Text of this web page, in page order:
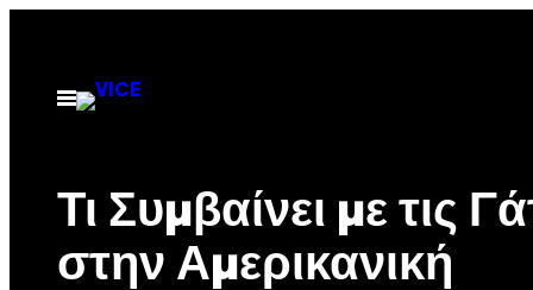
περιεχόμενο
Ανοίξτε
το
Τι Συμβαίνει με τις
στην Αμερικανική